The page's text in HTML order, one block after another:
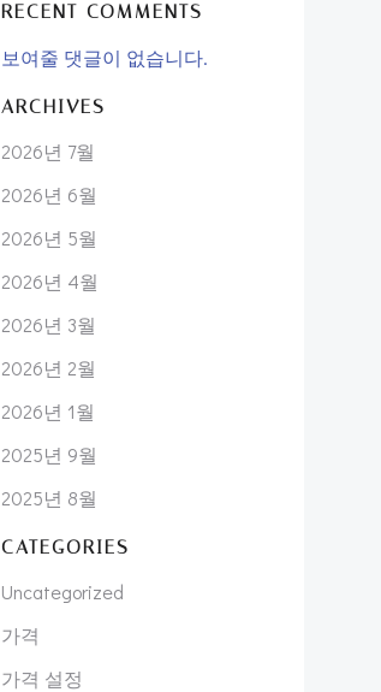
RECENT COMMENTS
보여줄 댓글이 없습니다.
ARCHIVES
2026년 7월
2026년 6월
2026년 5월
2026년 4월
2026년 3월
2026년 2월
2026년 1월
2025년 9월
2025년 8월
CATEGORIES
Uncategorized
가격
가격 설정